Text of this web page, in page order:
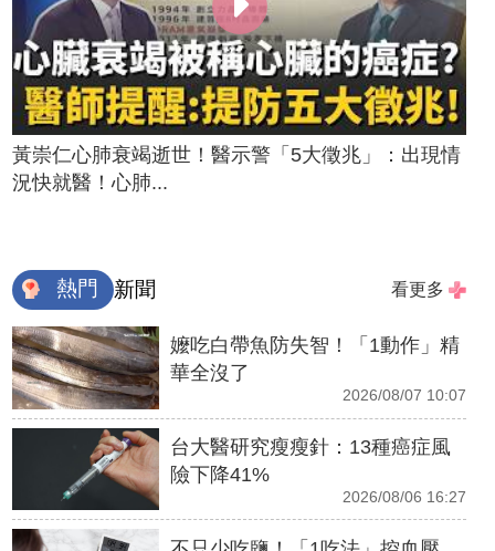
黃崇仁心肺衰竭逝世！醫示警「5大徵兆」：出現情
況快就醫！心肺...
熱門 新聞 看更多
嬤吃白帶魚防失智！「1動作」精
華全沒了
2026/08/07 10:07
台大醫研究瘦瘦針：13種癌症風
險下降41%
2026/08/06 16:27